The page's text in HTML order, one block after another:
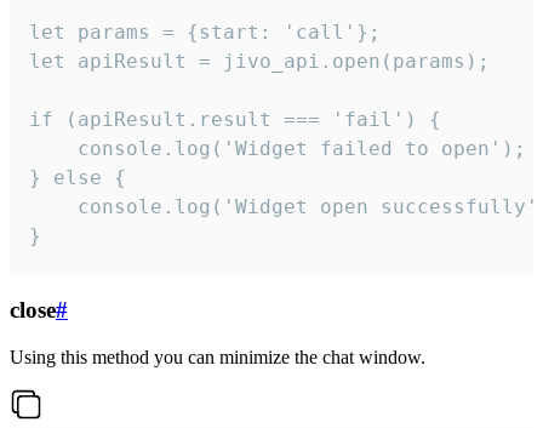
let params = {start: 'call'};
let apiResult = jivo_api.open(params);
if (apiResult.result === 'fail') {
    console.log('Widget failed to open');
} else {
console.log('Widget open
}
close#
Using this method you can minimize the chat window.